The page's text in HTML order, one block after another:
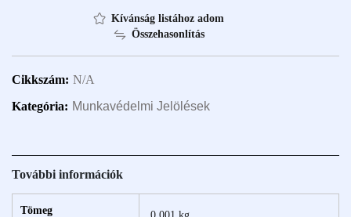
Kívánság listához adom
Összehasonlítás
Cikkszám: N/A
Kategória: Munkavédelmi Jelölések
További információk
Tömeg